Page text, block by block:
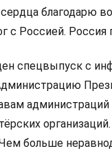
благодарю
с Россией. Россия
спецвыпуск с
больше